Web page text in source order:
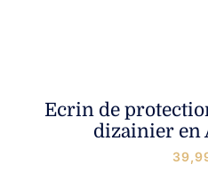
Ecrin de
dizainier en